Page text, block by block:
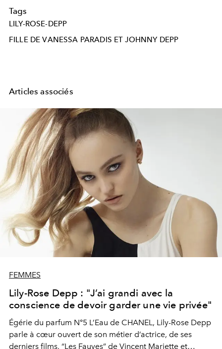
Tags
LILY-ROSE-DEPP
FILLE DE VANESSA PARADIS ET JOHNNY DEPP
Articles associés
FEMMES
Lily-Rose Depp : "J’ai grandi avec la
conscience de devoir garder une vie privée"
Égérie du parfum N°5 L’Eau de CHANEL, Lily-Rose Depp
parle à cœur ouvert de son métier d’actrice, de ses
derniers films, “Les Fauves” de Vincent Mariette et